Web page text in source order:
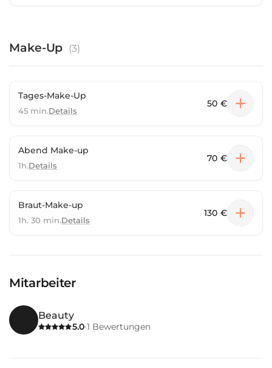
Make-Up (3)
Tages-Make-Up
45 min.Details
50 €
Abend Make-up
1h.Details
70 €
Braut-Make-up
1h. 30 min.Details
130 €
Mitarbeiter
Beauty
5.0·1 Bewertungen